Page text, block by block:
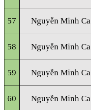
57 Nguyễn Minh Ca
58 Nguyễn Minh Ca
59 Nguyễn Minh Ca
60 Nguyễn Minh Ca